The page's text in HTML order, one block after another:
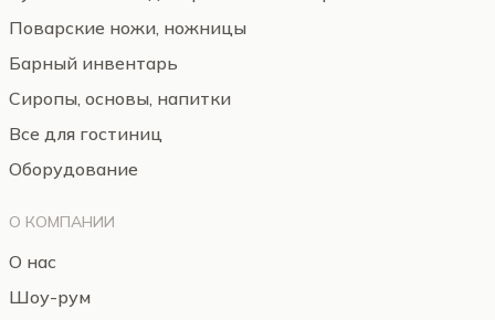
Поварские ножи, ножницы
Барный инвентарь
Сиропы, основы, напитки
Все для гостиниц
Оборудование
О КОМПАНИИ
О нас
Шоу-рум